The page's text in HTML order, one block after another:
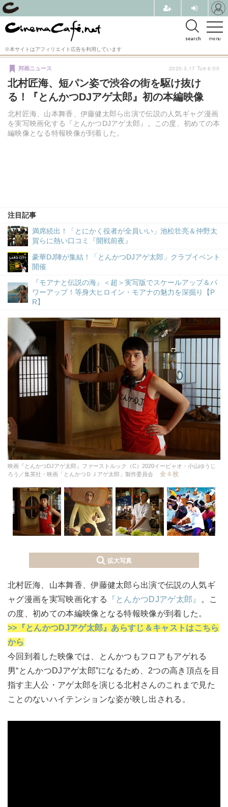
menu
search
※本サイトはアフィリエイト広告を利用しています
北村匠海、短パン姿で渋谷の街を駆け抜け
る！『とんかつDJアゲ太郎』初の本編映像
北村匠海、山本舞香、伊藤健太郎ら出演で伝説の人気ギャグ漫画
を実写映画化する『とんかつDJアゲ太郎』。この度、初めての本
編映像となる特報映像が到着した。
邦画ニュース
注目記事
満席続出！「とにかく役者が全員いい」池松壮亮＆仲野太
賀らに熱い口コミ『開戦前夜』
豪華DJ陣が集結！「とんかつDJアゲ太郎」クラブイベント
開催
『モアナと伝説の海』＜超＞実写版でスケールアップ＆パ
ワーアップ！等身大ヒロイン・モアナの魅力を深掘り【P
R】
2020.3.17 Tue 6:00
映画『とんかつDJアゲ太郎』ファーストルック（C）2020イーピャオ・小山ゆうじ
ろう／集英社・映画「とんかつＤＪアゲ太郎」製作委員会
全 4 枚
拡大写真
北村匠海、山本舞香、伊藤健太郎ら出演で伝説の人気ギ
ャグ漫画を実写映画化する
『とんかつDJアゲ太郎』
。こ
の度、初めての本編映像となる特報映像が到着した。
>>『とんかつDJアゲ太郎』あらすじ＆キャストはこちら
から
今回到着した映像では、とんかつもフロアもアゲれる
男“とんかつDJアゲ太郎”になるため、2つの高き頂点を目
指す主人公・アゲ太郎を演じる北村さんのこれまで見た
ことのないハイテンションな姿が映し出される。